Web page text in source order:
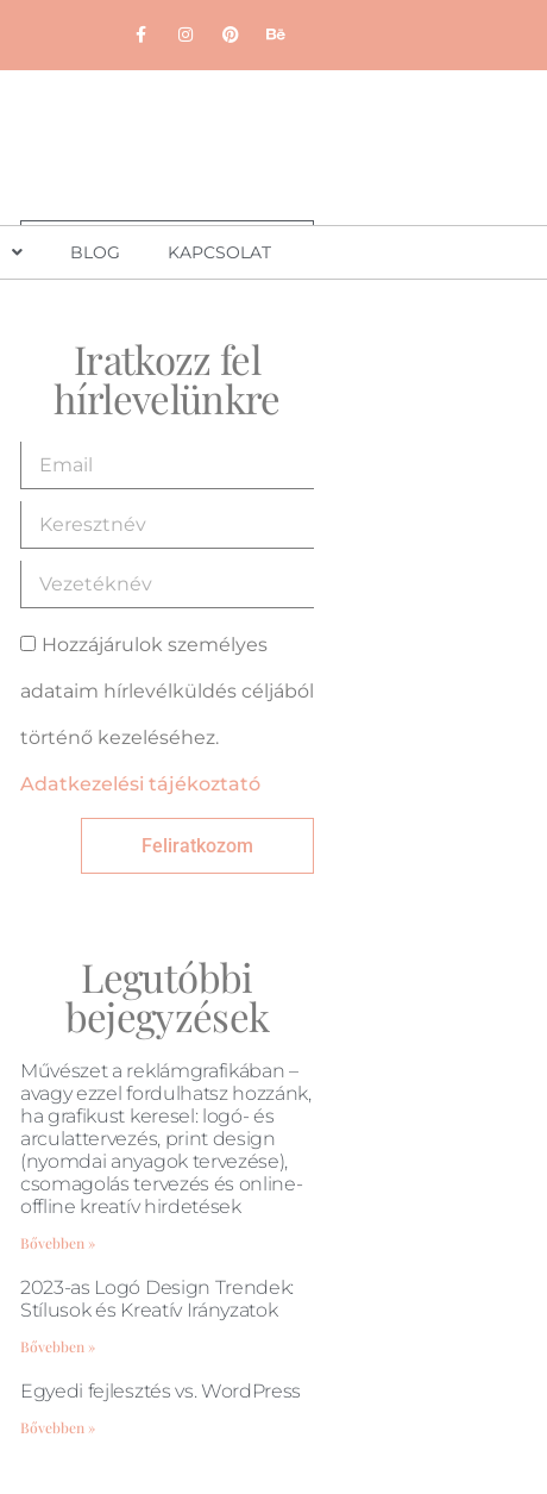
BLOG KAPCSOLAT
Iratkozz fel
hírlevelünkre
Hozzájárulok személyes
adataim hírlevélküldés céljából
történő kezeléséhez.
Adatkezelési tájékoztató
Feliratkozom
Legutóbbi
bejegyzések
Művészet a reklámgrafikában –
avagy ezzel fordulhatsz hozzánk,
ha grafikust keresel: logó- és
arculattervezés, print design
(nyomdai anyagok tervezése),
csomagolás tervezés és online-
offline kreatív hirdetések
Bővebben »
2023-as Logó Design Trendek:
Stílusok és Kreatív Irányzatok
Bővebben »
Egyedi fejlesztés vs. WordPress
Bővebben »